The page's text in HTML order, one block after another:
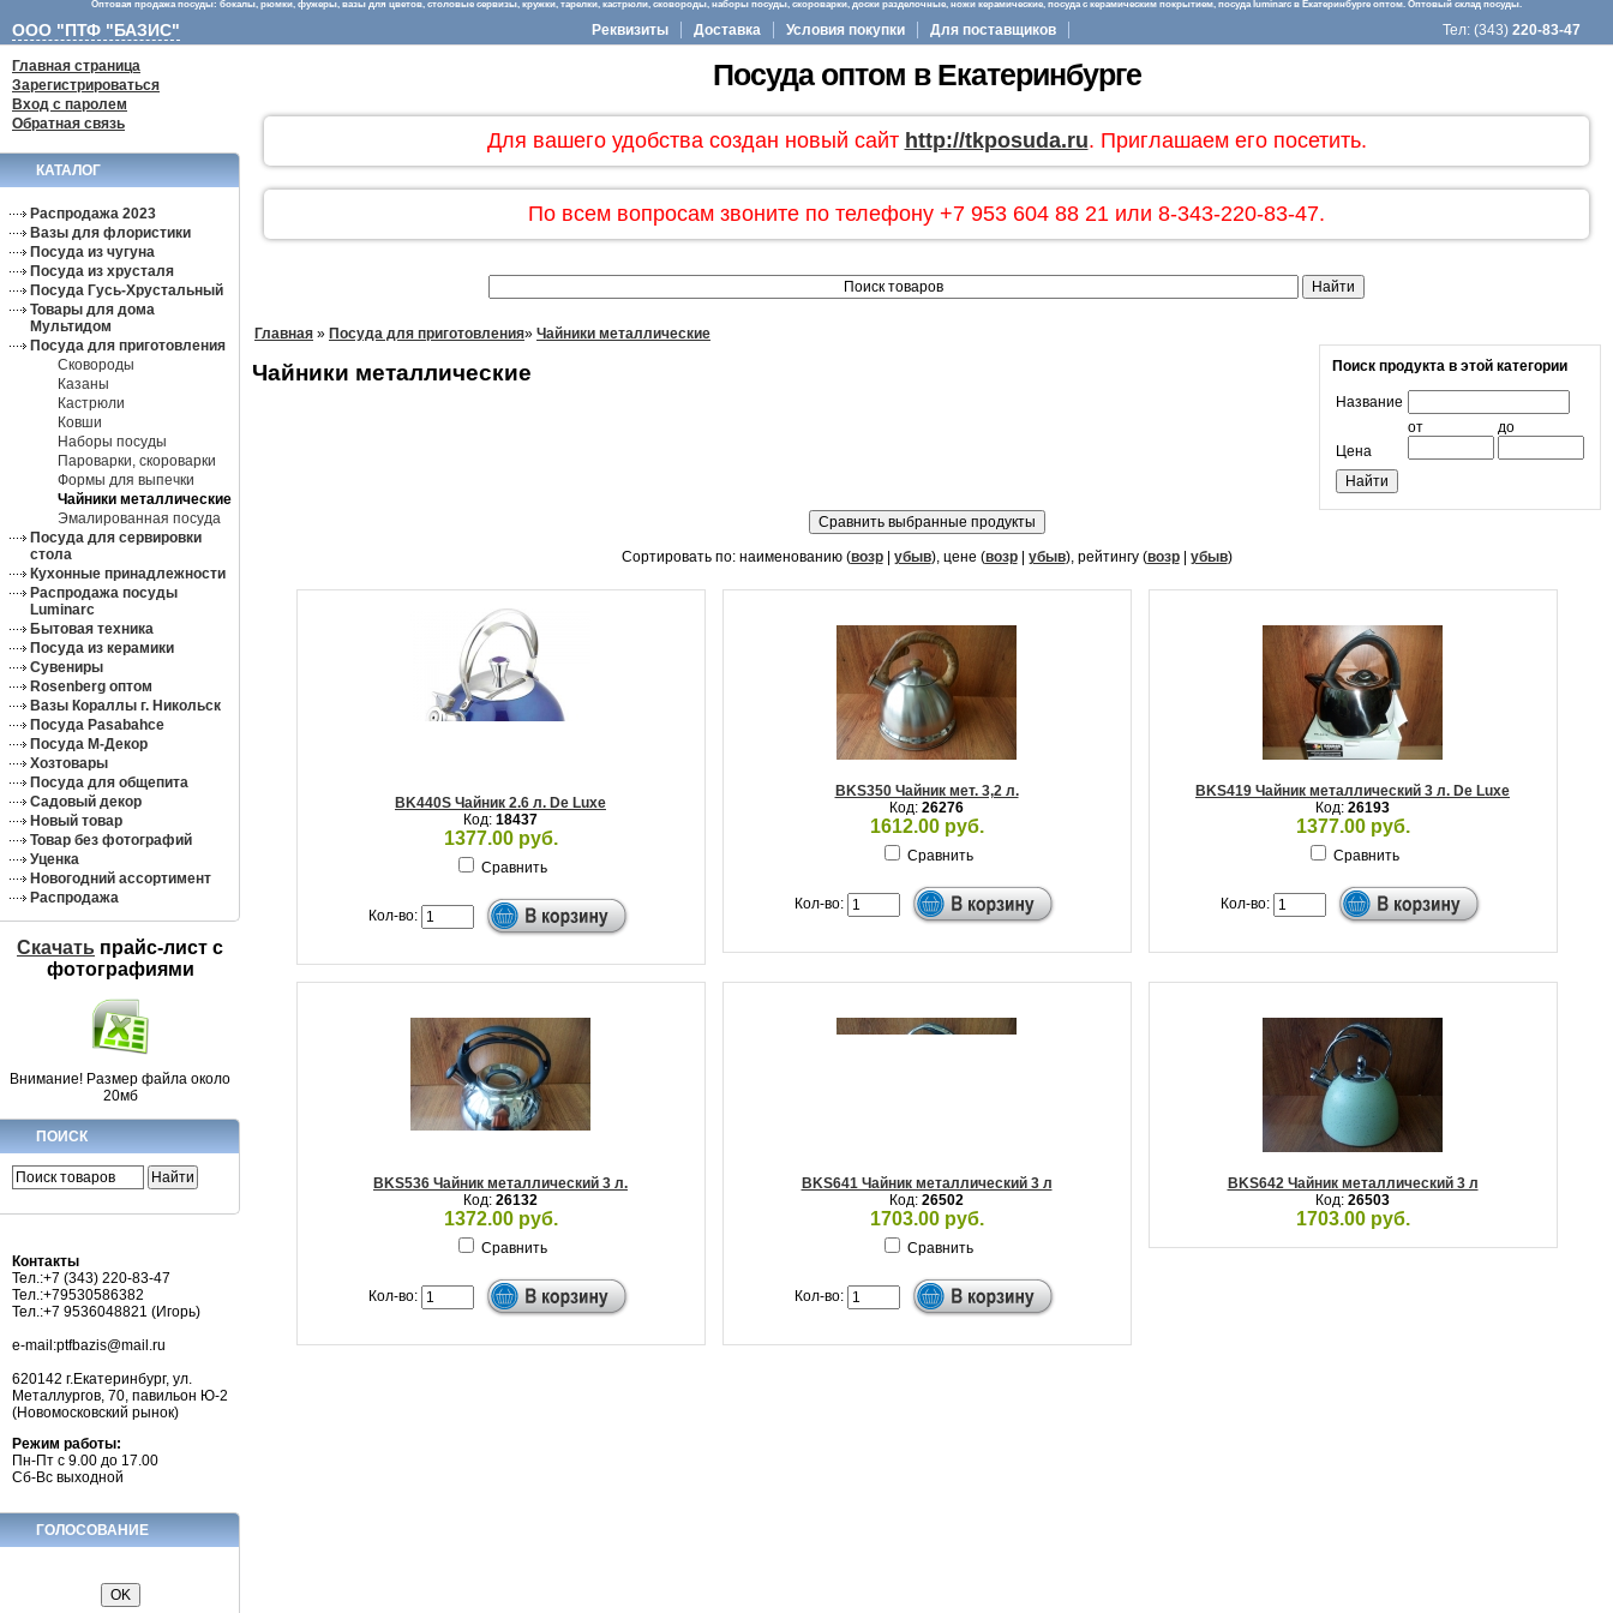
Оптовая продажа посуды: бокалы, рюмки, фужеры, вазы для цветов, столовые сервизы, кружки, тарелки, кастрюли, сковороды, наборы посуды, скороварки, доски разделочные, ножи керамические, посуда с керамическим покрытием, посуда luminarc в Екатеринбурге оптом. Оптовый склад посуды.
ООО "ПТФ "БАЗИС" Реквизиты Доставка Условия покупки Для поставщиков Тел: (343) 220-83-47
Главная страница
Зарегистрироваться
Вход с паролем
Обратная связь
КАТАЛОГ
Распродажа 2023
Вазы для флористики
Посуда из чугуна
Посуда из хрусталя
Посуда Гусь-Хрустальный
Товары для дома
Мультидом
Посуда для приготовления
Сковороды
Казаны
Кастрюли
Ковши
Наборы посуды
Пароварки, скороварки
Формы для выпечки
Чайники металлические
Эмалированная посуда
Посуда для сервировки
стола
Кухонные принадлежности
Распродажа посуды
Luminarc
Бытовая техника
Посуда из керамики
Сувениры
Rosenberg оптом
Вазы Кораллы г. Никольск
Посуда Pasabahce
Посуда М-Декор
Хозтовары
Посуда для общепита
Садовый декор
Новый товар
Товар без фотографий
Уценка
Новогодний ассортимент
Распродажа
Скачать прайс-лист c
фотографиями
Внимание! Размер файла около
20мб
ПОИСК
Контакты
Тел.:+7 (343) 220-83-47
Тел.:+79530586382
Тел.:+7 9536048821 (Игорь)
e-mail:ptfbazis@mail.ru
620142 г.Екатеринбург, ул.
Металлургов, 70, павильон Ю-2
(Новомосковский рынок)
Режим работы:
Пн-Пт с 9.00 до 17.00
Сб-Вс выходной
ГОЛОСОВАНИЕ
Посуда оптом в Екатеринбурге
Для вашего удобства создан новый сайт http://tkposuda.ru. Приглашаем его посетить.
По всем вопросам звоните по телефону +7 953 604 88 21 или 8-343-220-83-47.
Главная » Посуда для приготовления» Чайники металлические
Поиск продукта в этой категории
Название
Цена
от до
Чайники металлические
Сортировать по: наименованию (возр| убыв), цене (возр| убыв), рейтингу (возр| убыв)
BK440S Чайник 2.6 л. De Luxe
Код: 18437
1377.00 руб.
Сравнить
Кол-во:
BKS350 Чайник мет. 3,2 л.
Код: 26276
1612.00 руб.
Сравнить
Кол-во:
BKS419 Чайник металлический 3 л. De Luxe
Код: 26193
1377.00 руб.
Сравнить
Кол-во:
BKS536 Чайник металлический 3 л.
Код: 26132
1372.00 руб.
Сравнить
Кол-во:
BKS641 Чайник металлический 3 л
Код: 26502
1703.00 руб.
Сравнить
Кол-во:
BKS642 Чайник металлический 3 л
Код: 26503
1703.00 руб.